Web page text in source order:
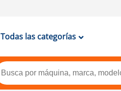
Todas las categorías